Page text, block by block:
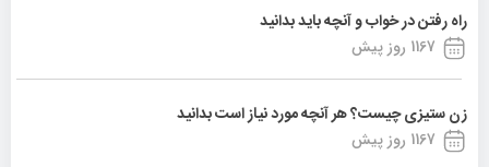
راه رفتن در خواب و آنچه باید بدانید
1167 روز پیش
زن ستیزی چیست؟ هر آنچه مورد نیاز است بدانید
1167 روز پیش